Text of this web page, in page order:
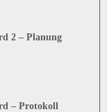
2 – Planung
– Protokoll